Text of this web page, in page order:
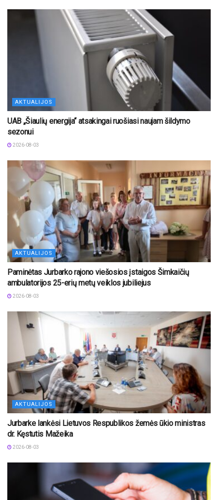
AKTUALIJOS
UAB „Šiaulių energija“ atsakingai ruošiasi naujam šildymo
sezonui
2026-08-03
AKTUALIJOS
Paminėtas Jurbarko rajono viešosios įstaigos Šimkaičių
ambulatorijos 25-erių metų veiklos jubiliejus
2026-08-03
AKTUALIJOS
Jurbarke lankėsi Lietuvos Respublikos žemės ūkio ministras
dr. Kęstutis Mažeika
2026-08-03